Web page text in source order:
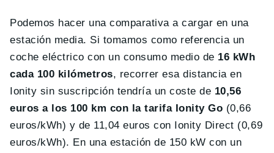
Podemos hacer una comparativa a cargar en una
estación media. Si tomamos como referencia un
coche eléctrico con un consumo medio de 16 kWh
cada 100 kilómetros, recorrer esa distancia en
Ionity sin suscripción tendría un coste de 10,56
euros a los 100 km con la tarifa Ionity Go (0,66
euros/kWh) y de 11,04 euros con Ionity Direct (0,69
euros/kWh). En una estación de 150 kW con un